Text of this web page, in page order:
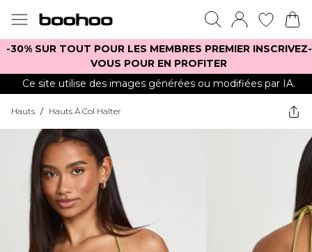
-30% SUR TOUT POUR LES MEMBRES PREMIER INSCRIVEZ-
VOUS POUR EN PROFITER
Ce site utilise des images générées ou modifiées par IA.
Hauts / Hauts À Col Halter